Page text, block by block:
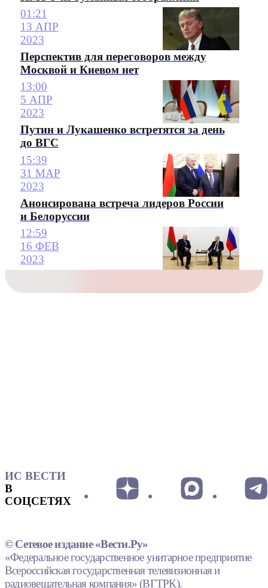
01:21
13 АПР
2023
Перспектив для переговоров между
Москвой и Киевом нет
13:00
5 АПР
2023
Путин и Лукашенко встретятся за день
до ВГС
15:39
31 МАР
2023
Анонсирована встреча лидеров России
и Белоруссии
12:59
16 ФЕВ
2023
ИС ВЕСТИ
В
СОЦСЕТЯХ
© Сетевое издание «Вести.Ру»
«Федеральное государственное унитарное предприятие
Всероссийская государственная телевизионная и
радиовещательная компания» (ВГТРК).